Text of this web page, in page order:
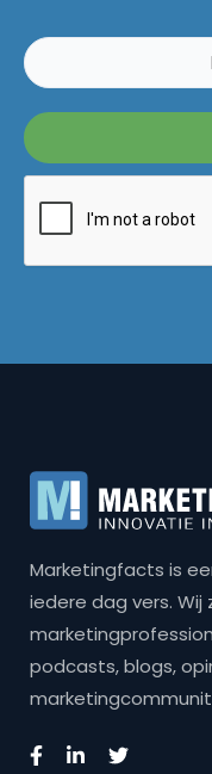
Marketingfacts is
iedere dag vers.
podcasts, blogs,